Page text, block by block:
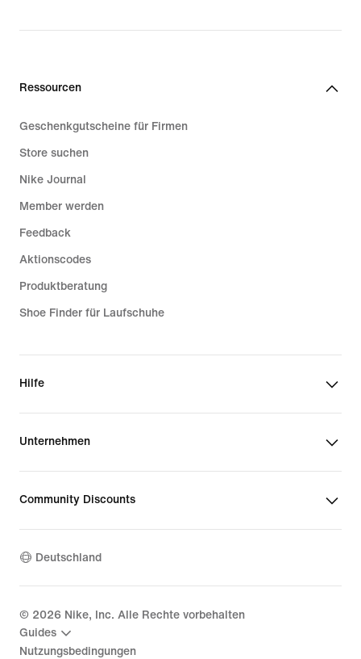
Ressourcen
Geschenkgutscheine für Firmen
Store suchen
Nike Journal
Member werden
Feedback
Aktionscodes
Produktberatung
Shoe Finder für Laufschuhe
Hilfe
Unternehmen
Community Discounts
Deutschland
© 2026 Nike, Inc. Alle Rechte vorbehalten
Guides
Nutzungsbedingungen